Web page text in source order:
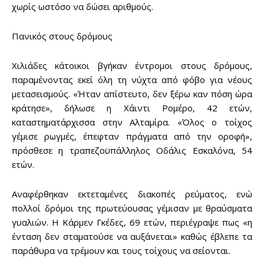
χωρίς ωστόσο να δώσει αριθμούς.
Πανικός στους δρόμους
Χιλιάδες κάτοικοι βγήκαν έντρομοι στους δρόμους,
παραμένοντας εκεί όλη τη νύχτα από φόβο για νέους
μετασεισμούς. «Ήταν απίστευτο, δεν ξέρω καν πόση ώρα
κράτησε», δήλωσε η Χάιντι Ρομέρο, 42 ετών,
καταστηματάρχισσα στην Αλταμίρα. «Όλος ο τοίχος
γέμισε ρωγμές, έπεφταν πράγματα από την οροφή»,
πρόσθεσε η τραπεζοϋπάλληλος Οδάλις Εσκαλόνα, 54
ετών.
Αναφέρθηκαν εκτεταμένες διακοπές ρεύματος, ενώ
πολλοί δρόμοι της πρωτεύουσας γέμισαν με θραύσματα
γυαλιών. Η Κάρμεν Γκέδες, 69 ετών, περιέγραψε πως «η
ένταση δεν σταματούσε να αυξάνεται» καθώς έβλεπε τα
παράθυρα να τρέμουν και τους τοίχους να σείονται.